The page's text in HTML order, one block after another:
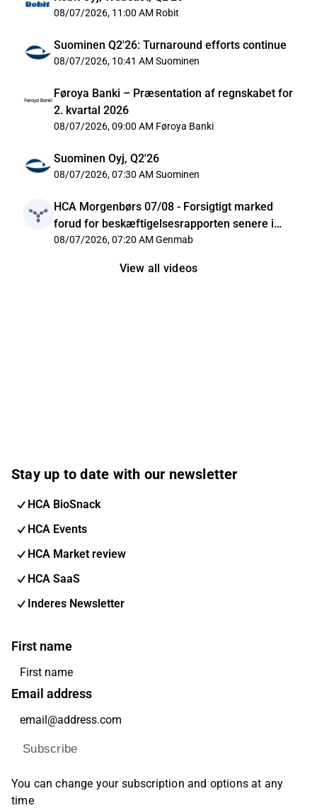
08/07/2026, 11:00 AM Robit
Suominen Q2'26: Turnaround efforts continue
08/07/2026, 10:41 AM Suominen
Føroya Banki – Præsentation af regnskabet for
2. kvartal 2026
08/07/2026, 09:00 AM Føroya Banki
Suominen Oyj, Q2'26
08/07/2026, 07:30 AM Suominen
HCA Morgenbørs 07/08 - Forsigtigt marked
forud for beskæftigelsesrapporten senere i
dag
08/07/2026, 07:20 AM Genmab
View all videos
Stay up to date with our newsletter
HCA BioSnack
HCA Events
HCA Market review
HCA SaaS
Inderes Newsletter
First name
Email address
Subscribe
You can change your subscription and options at any
time